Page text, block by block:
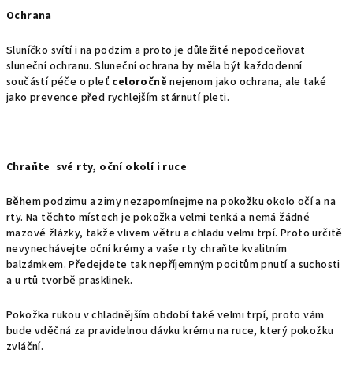
Ochrana
Sluníčko svítí i na podzim a proto je důležité nepodceňovat
sluneční ochranu. Sluneční ochrana by měla být každodenní
součástí péče o pleť celoročněnejenom jako ochrana, ale také
jako prevence před rychlejším stárnutí pleti.
Chraňte své rty, oční okolí i ruce
Během podzimu a zimy nezapomínejme na pokožku okolo očí a na
rty. Na těchto místech je pokožka velmi tenká a nemá žádné
mazové žlázky, takže vlivem větru a chladu velmi trpí. Proto určitě
nevynechávejte oční krémy a vaše rty chraňte kvalitním
balzámkem. Předejdete tak nepříjemným pocitům pnutí a suchosti
a u rtů tvorbě prasklinek.
Pokožka rukou v chladnějším období také velmi trpí, proto vám
bude vděčná za pravidelnou dávku krému na ruce, který pokožku
zvláční.